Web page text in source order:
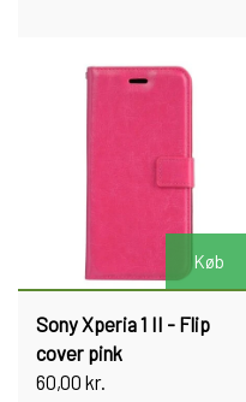
Køb
Sony Xperia 1 II - Flip
cover pink
60,00 kr.